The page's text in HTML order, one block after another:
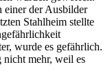
einer der Ausbilder
Stahlheim stellte
wurde es gefährlich.
nicht mehr, weil es